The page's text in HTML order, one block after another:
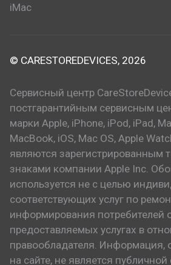
iMac
© CARESTOREDEVICES, 2026
Сервисный центр
постгарантийным сервисным
марки Apple, iPhone, iPod, iPad,
MacBook, iOS, Mac OS, Apple
являются зарегистрированным
знаками компании Apple Inc.
используется не с целью
соответствующих услуг по
информирования потребителей
предоставляемых услугах в
правообладателя. Информация,
на сайте, не является